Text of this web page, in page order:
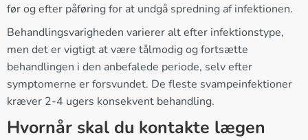
før og efter påføring for at undgå spredning af infektionen.
Behandlingsvarigheden varierer alt efter infektionstype,
men det er vigtigt at være tålmodig og fortsætte
behandlingen i den anbefalede periode, selv efter
symptomerne er forsvundet. De fleste svampeinfektioner
kræver 2-4 ugers konsekvent behandling.
Hvornår skal du kontakte lægen